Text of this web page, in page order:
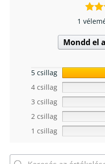
1
Mondd el
5 csillag
4 csillag
3 csillag
2 csillag
1 csillag